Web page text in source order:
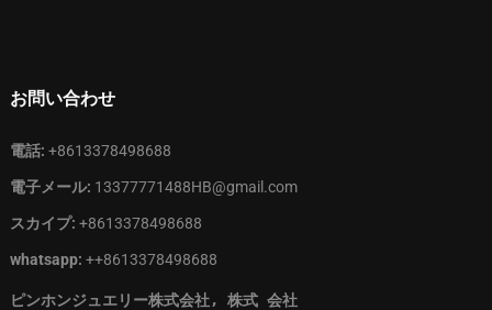
お問い合わせ
電話: +8613378498688
電子メール: 13377771488HB@gmail.com
スカイプ: +8613378498688
whatsapp: ++8613378498688
ピンホンジュエリー株式会社, 株式 会社